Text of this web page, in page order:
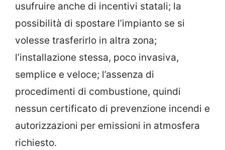
usufruire anche di incentivi statali; la
possibilità di spostare l’impianto se si
volesse trasferirlo in altra zona;
l’installazione stessa, poco invasiva,
semplice e veloce; l’assenza di
procedimenti di combustione, quindi
nessun certificato di prevenzione incendi e
autorizzazioni per emissioni in atmosfera
richiesto.